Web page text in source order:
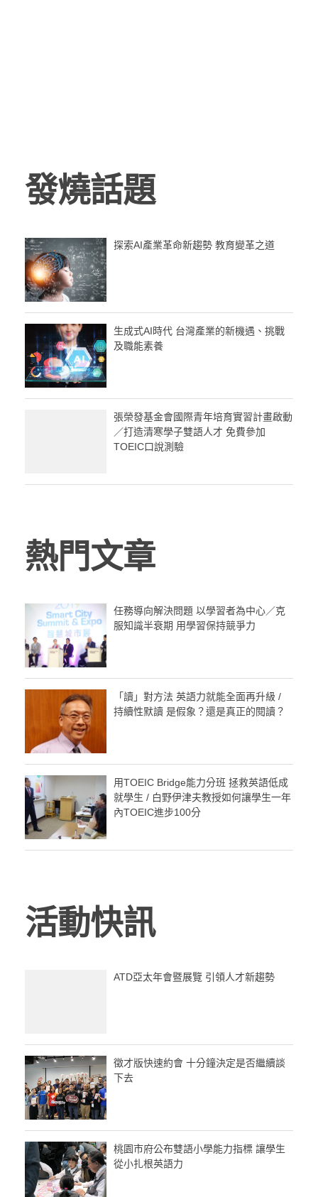
發燒話題
探索AI產業革命新趨勢 教育變革之道
生成式AI時代 台灣產業的新機遇、挑戰
及職能素養
張榮發基金會國際青年培育實習計畫啟動
／打造清寒學子雙語人才 免費參加
TOEIC口說測驗
熱門文章
任務導向解決問題 以學習者為中心／克
服知識半衰期 用學習保持競爭力
「讀」對方法 英語力就能全面再升級 /
持續性默讀 是假象？還是真正的閱讀？
用TOEIC Bridge能力分班 拯救英語低成
就學生 / 白野伊津夫教授如何讓學生一年
內TOEIC進步100分
活動快訊
ATD亞太年會暨展覽 引領人才新趨勢
徵才版快速約會 十分鐘決定是否繼續談
下去
桃園市府公布雙語小學能力指標 讓學生
從小扎根英語力